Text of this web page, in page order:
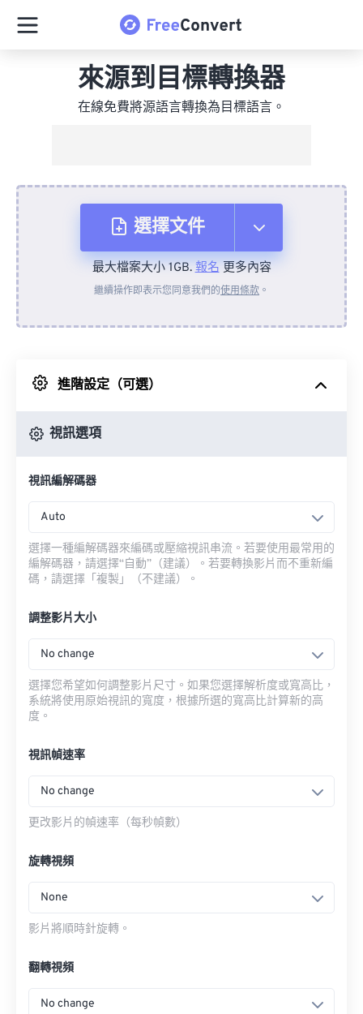
來源到目標轉換器
在線免費將源語言轉換為目標語言。
選擇文件
來自裝置
來自 Google 雲端硬碟
最大檔案大小 1GB.報名更多內容
繼續操作即表示您同意我們的使用條款 。
進階設定（可選）
視訊選項
視訊編解碼器
Auto
選擇一種編解碼器來編碼或壓縮視訊串流。若要使用最常用的
編解碼器，請選擇“自動”（建議）。若要轉換影片而不重新編
碼，請選擇「複製」（不建議）。
調整影片大小
No change
選擇您希望如何調整影片尺寸。如果您選擇解析度或寬高比，
系統將使用原始視訊的寬度，根據所選的寬高比計算新的高
度。
視訊幀速率
No change
更改影片的幀速率（每秒幀數）
旋轉視頻
None
影片將順時針旋轉。
翻轉視頻
No change